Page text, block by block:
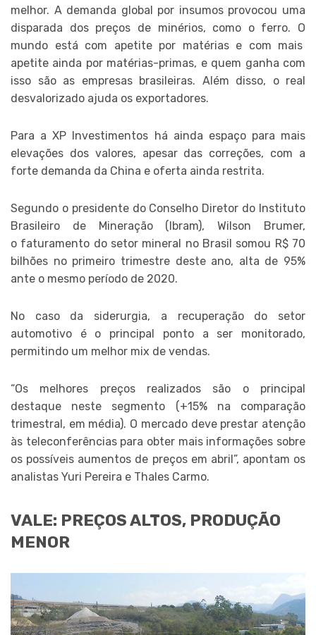
melhor. A demanda global por insumos provocou uma
disparada dos preços de minérios, como o ferro. O
mundo está com apetite por matérias e com mais
apetite ainda por matérias-primas, e quem ganha com
isso são as empresas brasileiras. Além disso, o real
desvalorizado ajuda os exportadores.
Para a XP Investimentos há ainda espaço para mais
elevações dos valores, apesar das correções, com a
forte demanda da China e oferta ainda restrita.
Segundo o presidente do Conselho Diretor do Instituto
Brasileiro de Mineração (Ibram), Wilson Brumer,
o faturamento do setor mineral no Brasil somou R$ 70
bilhões no primeiro trimestre deste ano, alta de 95%
ante o mesmo período de 2020.
No caso da siderurgia, a recuperação do setor
automotivo é o principal ponto a ser monitorado,
permitindo um melhor mix de vendas.
“Os melhores preços realizados são o principal
destaque neste segmento (+15% na comparação
trimestral, em média). O mercado deve prestar atenção
às teleconferências para obter mais informações sobre
os possíveis aumentos de preços em abril”, apontam os
analistas Yuri Pereira e Thales Carmo.
VALE: PREÇOS ALTOS, PRODUÇÃO
MENOR